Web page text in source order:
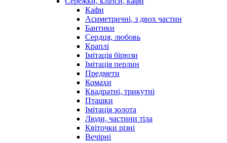
Кафи
Асиметричні, з двох частин
Бантики
Сердця, любовь
Краплі
Імітація бірюзи
Імітація перлин
Предмети
Комахи
Квадратні, трикутні
Пташки
Імітація золота
Люди, частини тіла
Квіточки різні
Вечірні